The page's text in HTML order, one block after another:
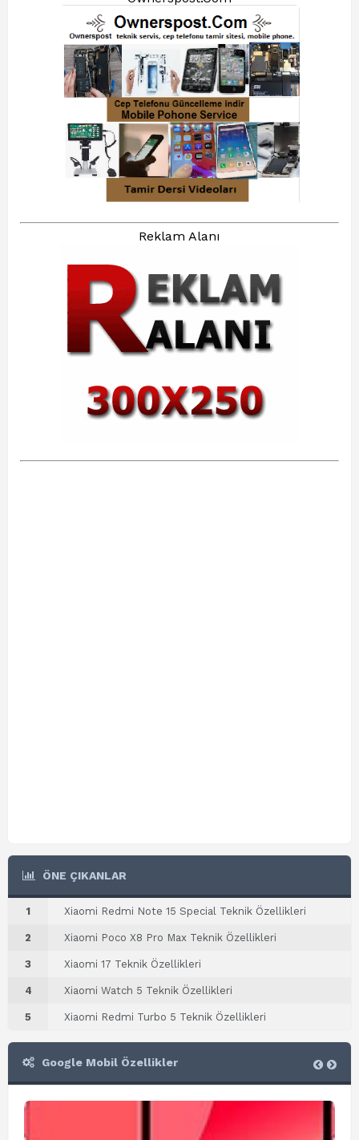
Reklam Alanı
ÖNE ÇIKANLAR
1 Xiaomi Redmi Note 15 Special Teknik Özellikleri
2 Xiaomi Poco X8 Pro Max Teknik Özellikleri
3 Xiaomi 17 Teknik Özellikleri
4 Xiaomi Watch 5 Teknik Özellikleri
5 Xiaomi Redmi Turbo 5 Teknik Özellikleri
Google Mobil Özellikler